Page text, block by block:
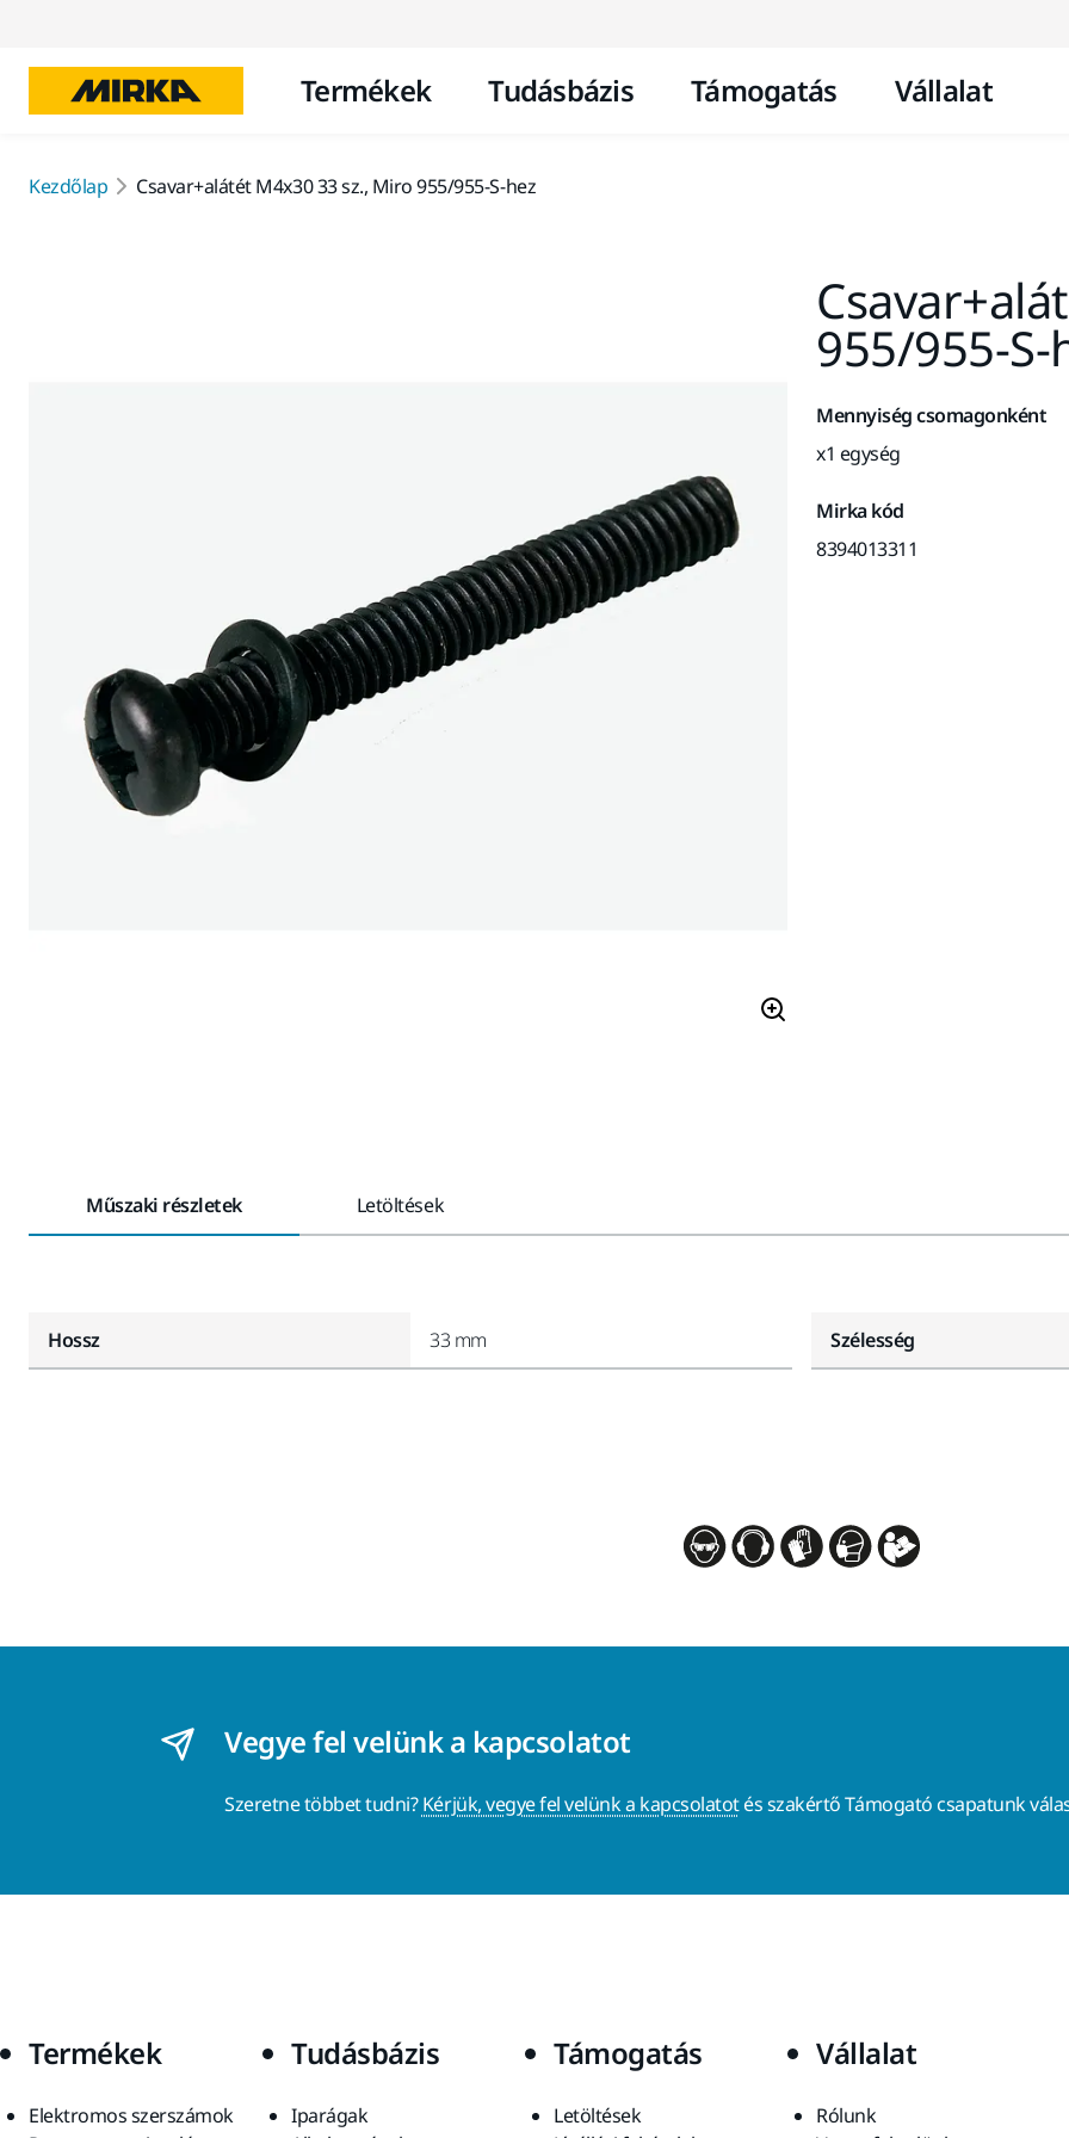
Termékek Tudásbázis Támogatás Vállalat
Kezdőlap Csavar+alátét M4x30 33 sz., Miro 955/955-S-hez
955/955-S-
Mennyiség csomagonként
x1 egység
Mirka kód
8394013311
Műszaki részletek Letöltések
Hossz 33 mm Szélesség
Vegye fel velünk a kapcsolatot
Szeretne többet tudni?Kérjük, vegye fel velünk a kapcsolatotés szakértő Támogató csapatunk
Termékek
Elektromos szerszámok
Tudásbázis
Iparágak
Támogatás
Letöltések
Vállalat
Rólunk